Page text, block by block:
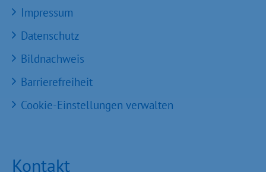
Impressum
Datenschutz
Bildnachweis
Barrierefreiheit
Cookie-Einstellungen verwalten
Kontakt